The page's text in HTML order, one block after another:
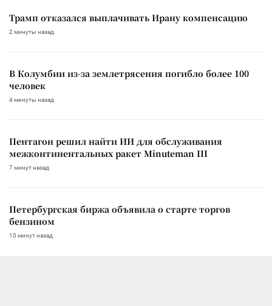
Трамп отказался выплачивать Ирану компенсацию
2 минуты назад
В Колумбии из-за землетрясения погибло более 100
человек
4 минуты назад
Пентагон решил найти ИИ для обслуживания
межконтинентальных ракет Minuteman III
7 минут назад
Петербургская биржа объявила о старте торгов
бензином
10 минут назад